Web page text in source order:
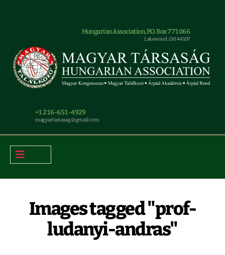
Hungarian Association, P.O. Box 771066
Lakewood, OH 44107
+1 216-651-4929
magyar.tarsasag@gmail.com
Images tagged "prof-
ludanyi-andras"